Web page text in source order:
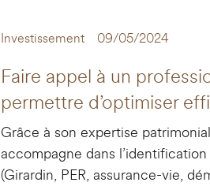
Investissement 09/05/2024
Faire appel à un
permettre d’optimiser
Grâce à son expertise
accompagne dans
(Girardin, PER, assurance-vie,